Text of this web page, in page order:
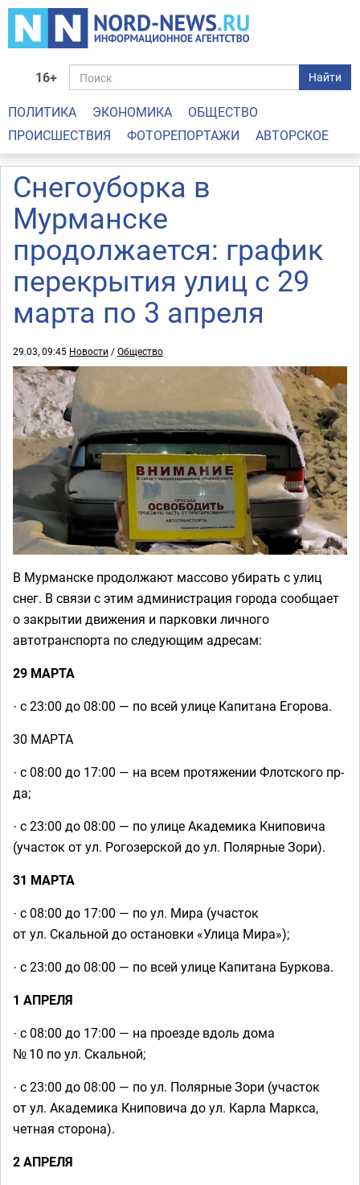
16+ Найти
ПОЛИТИКА ЭКОНОМИКА
ОБЩЕСТВО
ПРОИСШЕСТВИЯ
ФОТОРЕПОРТАЖИ АВТОРСКОЕ
Снегоуборка в
Мурманске
продолжается: график
перекрытия улиц с 29
марта по 3 апреля
29.03, 09:45 Новости /Общество
В Мурманске продолжают массово убирать с улиц
снег. В связи с этим администрация города сообщает
о закрытии движения и парковки личного
автотранспорта по следующим адресам:
29 МАРТА
· с 23:00 до 08:00 — по всей улице Капитана Егорова.
30 МАРТА
· с 08:00 до 17:00 — на всем протяжении Флотского пр-
да;
· с 23:00 до 08:00 — по улице Академика Книповича
(участок от ул. Рогозерской до ул. Полярные Зори).
31 МАРТА
· с 08:00 до 17:00 — по ул. Мира (участок
от ул. Скальной до остановки «Улица Мира»);
· с 23:00 до 08:00 — по всей улице Капитана Буркова.
1 АПРЕЛЯ
· с 08:00 до 17:00 — на проезде вдоль дома
№ 10 по ул. Скальной;
· с 23:00 до 08:00 — по ул. Полярные Зори (участок
от ул. Академика Книповича до ул. Карла Маркса,
четная сторона).
2 АПРЕЛЯ